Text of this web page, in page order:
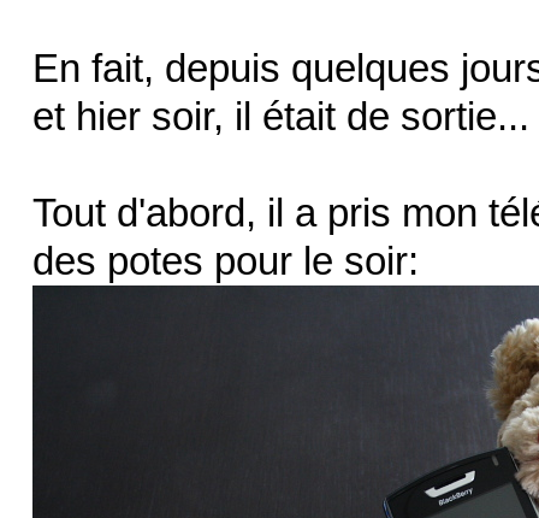
En fait, depuis quelques
et hier soir, il était de sortie...
Tout d'abord, il a pris mon
des potes pour le soir: